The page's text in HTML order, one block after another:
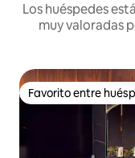
Los huéspedes
muy valoradas
Favorito entre
Favorito entre